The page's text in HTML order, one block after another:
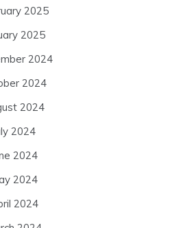
2025
2025
2024
2024
2024
2024
2024
2024
2024